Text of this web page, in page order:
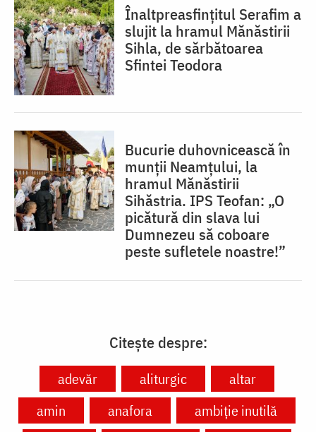
Înaltpreasfințitul Serafim a
slujit la hramul Mănăstirii
Sihla, de sărbătoarea
Sfintei Teodora
Bucurie duhovnicească în
munții Neamțului, la
hramul Mănăstirii
Sihăstria. IPS Teofan: „O
picătură din slava lui
Dumnezeu să coboare
peste sufletele noastre!”
Citește despre:
adevăr aliturgic
altar
amin
anafora
ambiție inutilă